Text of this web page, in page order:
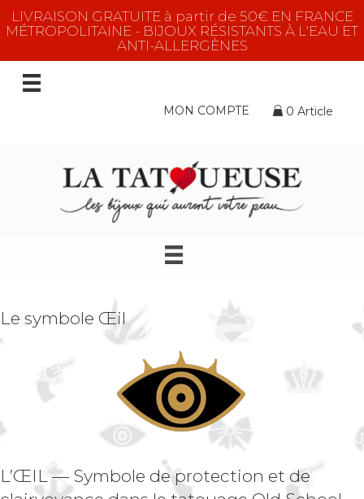
LIVRAISON GRATUITE à partir de 50€ EN FRANCE
MÉTROPOLITAINE - BIJOUX RÉSISTANTS À L'EAU ET
ANTI-ALLERGÈNES
MON COMPTE 0 Article
Le symbole Œil
L’ŒIL — Symbole de protection et de